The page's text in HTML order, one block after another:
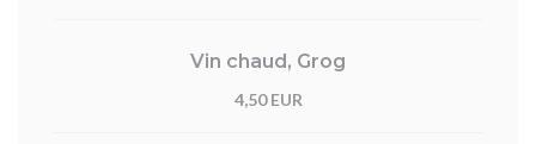
Vin chaud, Grog
4,50 EUR